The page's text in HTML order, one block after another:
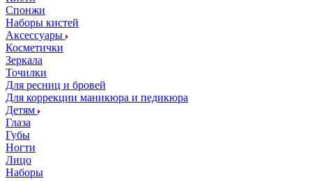
Спонжи
Наборы кистей
Аксессуары
Косметички
Зеркала
Точилки
Для ресниц и бровей
Для коррекции маникюра и педикюра
Детям
Глаза
Губы
Ногти
Лицо
Наборы